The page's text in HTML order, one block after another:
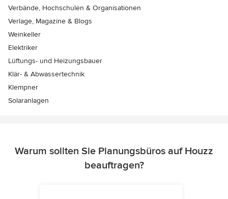
Verbände, Hochschulen & Organisationen
Verlage, Magazine & Blogs
Weinkeller
Elektriker
Lüftungs- und Heizungsbauer
Klär- & Abwassertechnik
Klempner
Solaranlagen
Warum sollten Sie Planungsbüros auf Houzz
beauftragen?